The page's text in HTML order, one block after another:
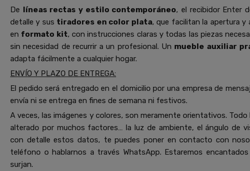
De líneas rectas y estilo contemporáneo, el recibidor Enter
detalle y sus tiradores en color plata, que facilitan la apertura y
en formato kit, con instrucciones claras y todas las piezas
sin necesidad de recurrir a un profesional. Un mueble auxiliar
adapta fácilmente a cualquier hogar.
ENVÍO Y PLAZO DE ENTREGA:
El pedido será entregado en el domicilio por una empresa de
envía ni se entrega en fines de semana ni festivos.
A veces, las imágenes y colores, son meramente orientativos.
alterado por muchos factores… la luz de ambiente, el ángulo de
con detalle estos datos, te puedes poner en contacto con
teléfono o hablarnos a través WhatsApp. Estaremos
surjan.